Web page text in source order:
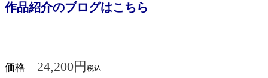
作品紹介のブログはこちら
価格 24,200 税込